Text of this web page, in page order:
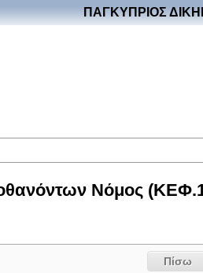
ΠΑΓΚΥΠΡΙΟΣ
Νόμος
Πίσω